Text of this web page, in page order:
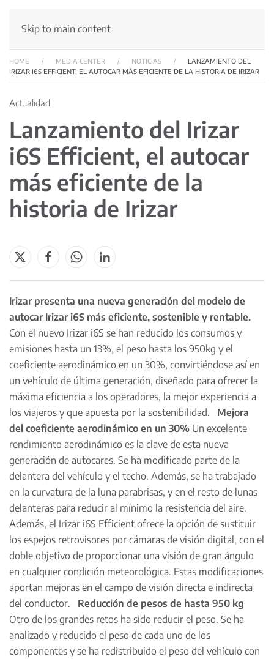
Skip to main content
HOME MEDIA CENTER NOTICIAS
LANZAMIENTO DEL
IRIZAR I6S EFFICIENT, EL AUTOCAR MÁS EFICIENTE DE LA HISTORIA DE IRIZAR
Actualidad
Lanzamiento del Irizar
i6S Efficient, el autocar
más eficiente de la
historia de Irizar
Irizar presenta una nueva generación del modelo de
autocar Irizar i6S más eficiente, sostenible y rentable.
Con el nuevo Irizar i6S se han reducido los consumos y
emisiones hasta un 13%, el peso hasta los 950kg y el
coeficiente aerodinámico en un 30%, convirtiéndose así en
un vehículo de última generación, diseñado para ofrecer la
máxima eficiencia a los operadores, la mejor experiencia a
los viajeros y que apuesta por la sostenibilidad. Mejora
del coeficiente aerodinámico en un 30% Un excelente
rendimiento aerodinámico es la clave de esta nueva
generación de autocares. Se ha modificado parte de la
delantera del vehículo y el techo. Además, se ha trabajado
en la curvatura de la luna parabrisas, y en el resto de lunas
delanteras para reducir al mínimo la resistencia del aire.
Además, el Irizar i6S Efficient ofrece la opción de sustituir
los espejos retrovisores por cámaras de visión digital, con el
doble objetivo de proporcionar una visión de gran ángulo
en cualquier condición meteorológica. Estas modificaciones
aportan mejoras en el campo de visión directa e indirecta
del conductor. Reducción de pesos de hasta 950 kg
Otro de los grandes retos ha sido reducir el peso. Se ha
analizado y reducido el peso de cada uno de los
componentes y se ha redistribuido el peso del vehículo con